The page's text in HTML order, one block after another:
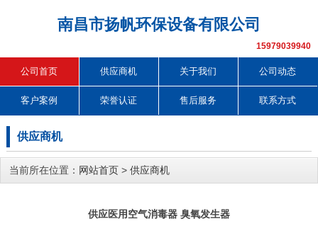
南昌市扬帆环保设备有限公司
15979039940
公司首页 供应商机 关于我们 公司动态
客户案例 荣誉认证 售后服务 联系方式
供应商机
当前所在位置： 网站首页 > 供应商机
供应医用空气消毒器 臭氧发生器